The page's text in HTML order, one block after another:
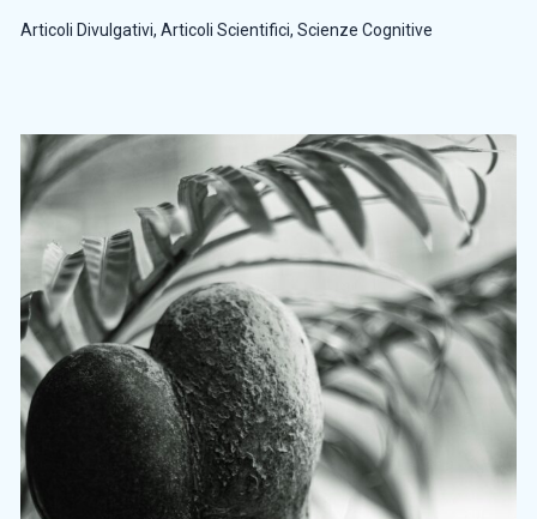
Articoli Divulgativi, Articoli Scientifici, Scienze Cognitive